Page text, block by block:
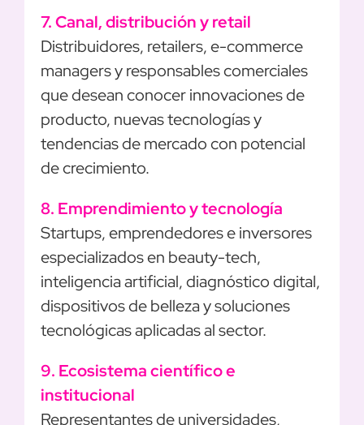
7. Canal, distribución y retail
Distribuidores, retailers, e-commerce
managers y responsables comerciales
que desean conocer innovaciones de
producto, nuevas tecnologías y
tendencias de mercado con potencial
de crecimiento.
8. Emprendimiento y tecnología
Startups, emprendedores e inversores
especializados en beauty-tech,
inteligencia artificial, diagnóstico digital,
dispositivos de belleza y soluciones
tecnológicas aplicadas al sector.
9. Ecosistema científico e
institucional
Representantes de universidades,